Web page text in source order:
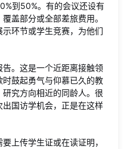
到50%。有的会议还设有
盖部分或全部差旅费用。
环节或学生竞赛，为他们
。这是一个近距离接触领
鼓起勇气与仰慕已久的教
究方向相近的同龄人。很
国访学机会，正是在这样
上传学生证或在读证明，